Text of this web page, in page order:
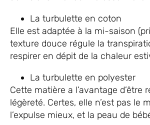
La turbulette en coton
Elle est adaptée à la mi-saison
texture douce régule la
respirer en dépit de la chaleur
La turbulette en polyester
Cette matière a l’avantage
légèreté. Certes, elle n’est pas le
l’expulse mieux, et la peau de